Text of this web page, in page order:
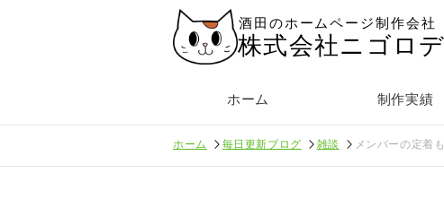
酒田のホームページ制作会社
株式会社ニゴロ
ホーム 制作実績
ホーム 毎日更新ブログ 雑談 メンバーの定着